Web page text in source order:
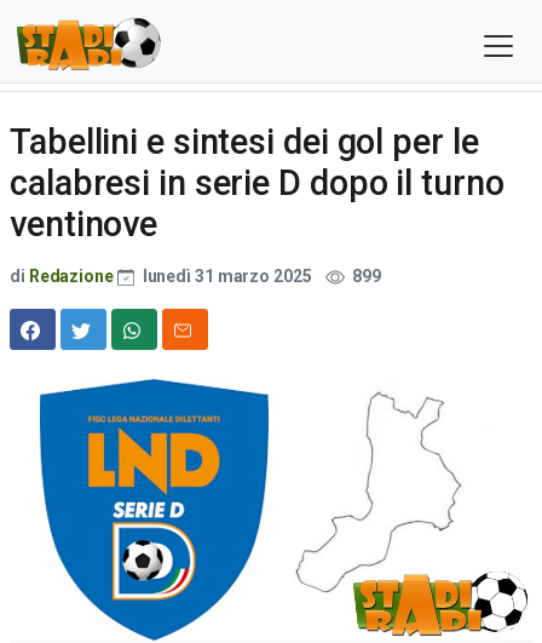
Tabellini e sintesi dei gol per le
calabresi in serie D dopo il turno
ventinove
di Redazione lunedì 31 marzo 2025 899